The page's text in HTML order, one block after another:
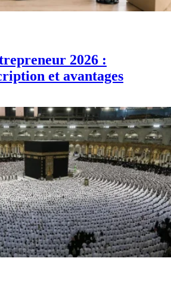
2026 :
et avantages